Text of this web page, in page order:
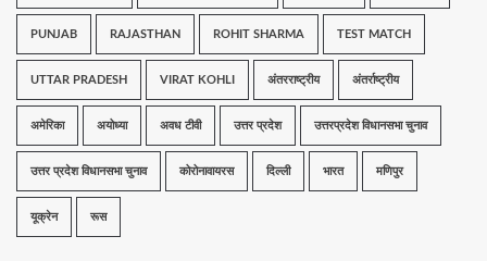
PUNJAB RAJASTHAN ROHIT SHARMA TEST MATCH
UTTAR PRADESH VIRAT KOHLI अंतरराष्ट्रीय अंतर्राष्ट्रीय
अमेरिका अयोध्या अवध टीवी उत्तर प्रदेश उत्तरप्रदेश विधानसभा चुनाव
उत्तर प्रदेश विधानसभा चुनाव कोरोनावायरस दिल्ली भारत मणिपुर
यूक्रेन रूस